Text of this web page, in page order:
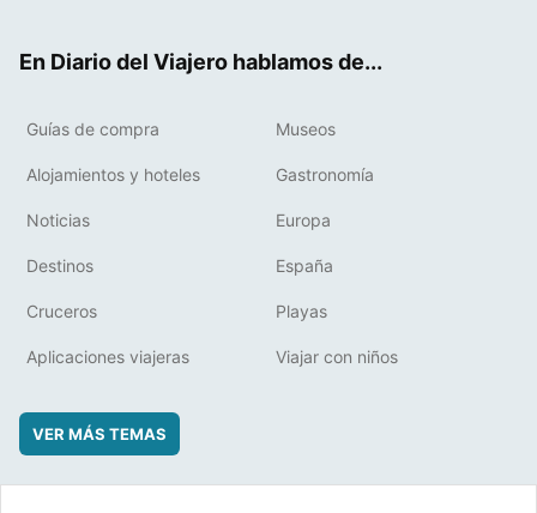
En Diario del Viajero hablamos de...
Guías de compra Museos
Alojamientos y hoteles Gastronomía
Noticias Europa
Destinos España
Cruceros Playas
Aplicaciones viajeras Viajar con niños
VER MÁS TEMAS